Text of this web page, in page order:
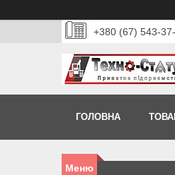
+380 (67) 543-
ГОЛОВНА